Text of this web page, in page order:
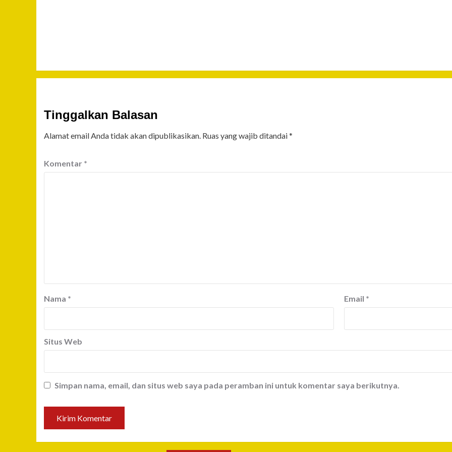
Tinggalkan Balasan
Alamat email Anda tidak akan dipublikasikan. Ruas yang wajib ditandai*
Komentar *
Nama * Email *
Situs Web
Simpan nama, email, dan situs web saya pada peramban ini untuk komentar saya berikutnya.